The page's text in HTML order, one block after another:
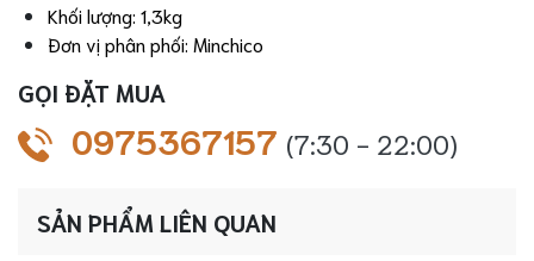
Khối lượng: 1,3kg
Đơn vị phân phối: Minchico
GỌI ĐẶT MUA
0975367157 (7:30 - 22:00)
SẢN PHẨM LIÊN QUAN